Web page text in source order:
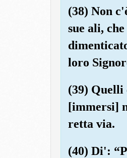
(38) Non
sue ali,
loro
(39) Quelli
[immersi]
retta via.
(40) Di':